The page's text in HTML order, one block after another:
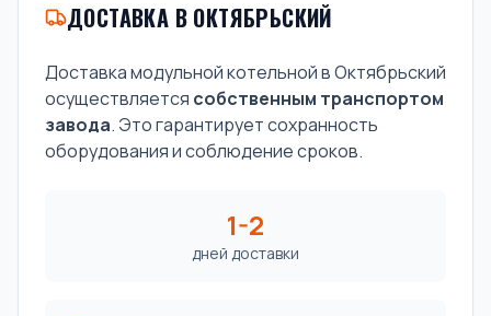
ДОСТАВКА В ОКТЯБРЬСКИЙ
Доставка модульной котельной в Октябрьский
осуществляется собственным транспортом
завода. Это гарантирует сохранность
оборудования и соблюдение сроков.
1-2
дней доставки